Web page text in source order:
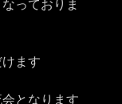
っておりま
ます
となります